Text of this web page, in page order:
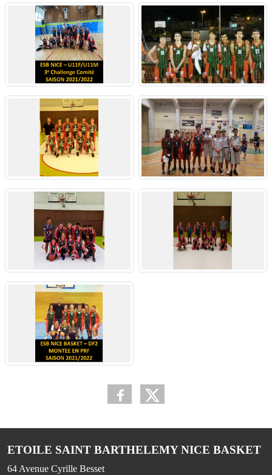
ETOILE SAINT BARTHELEMY NICE BASKET
64 Avenue Cyrille Besset